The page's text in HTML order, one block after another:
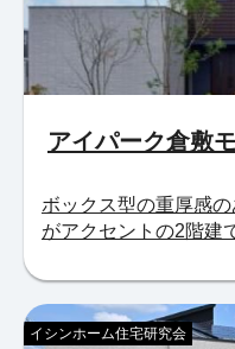
アイパーク倉敷
ボックス型の重厚感
がアクセントの2階建
イシンホーム住宅研究会